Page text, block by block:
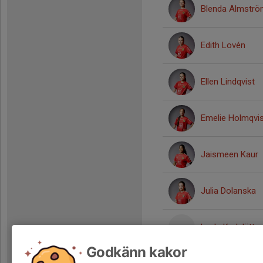
Blenda
Edith Lovén
Ellen Lindqvist
Emelie
Jaismeen Kaur
Julia Dolanska
Layla Karlslätt
Godkänn kakor